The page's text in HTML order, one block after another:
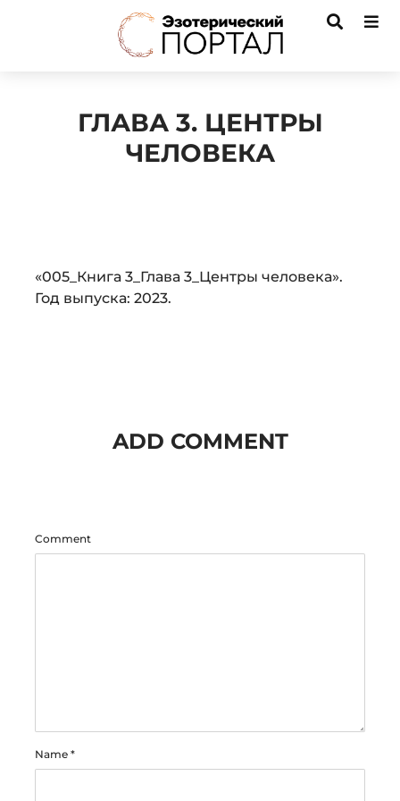
ГЛАВА 3. ЦЕНТРЫ
ЧЕЛОВЕКА
Audio
Player
«005_Книга 3_Глава 3_Центры человека».
Год выпуска: 2023.
ADD COMMENT
Comment
Name *